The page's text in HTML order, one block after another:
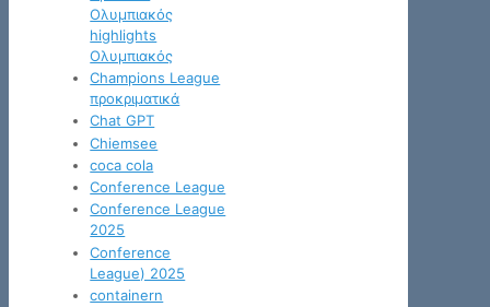
Ολυμπιακός
highlights
Ολυμπιακός
Champions League
προκριματικά
Chat GPT
Chiemsee
coca cola
Conference League
Conference League
2025
Conference
League) 2025
containern